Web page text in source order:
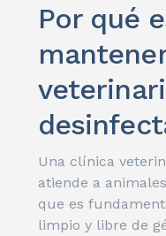
Por qué
Una clínica
atiende a
que es
limpio y libre de